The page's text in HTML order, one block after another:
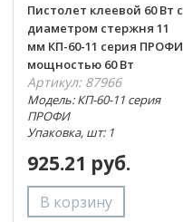
Пистолет клеевой 60 Вт с
диаметром стержня 11
мм КП-60-11 серия ПРОФИ
мощностью 60 Вт
Артикул: 87966
Модель: КП-60-11 серия
ПРОФИ
Упаковка, шт: 1
925.21 руб.